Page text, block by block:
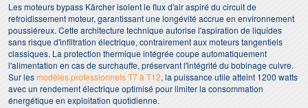
Les moteurs bypass Kärcher isolent le flux d'air aspiré du circuit de
refroidissement moteur, garantissant une longévité accrue en environnement
poussiéreux. Cette architecture technique autorise l'aspiration de liquides
sans risque d'infiltration électrique, contrairement aux moteurs tangentiels
classiques. La protection thermique intégrée coupe automatiquement
l'alimentation en cas de surchauffe, préservant l'intégrité du bobinage cuivre.
Sur lesmodèles professionnels T7 à T12, la puissance utile atteint 1200 watts
avec un rendement électrique optimisé pour limiter la consommation
énergétique en exploitation quotidienne.